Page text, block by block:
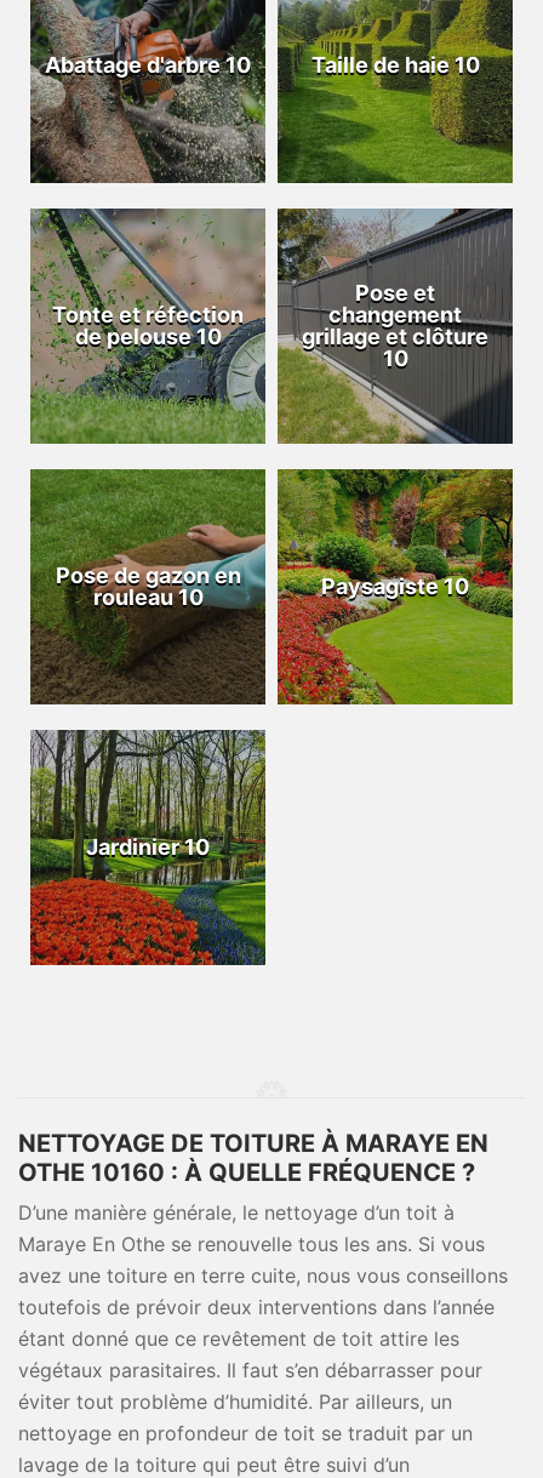
Abattage d'arbre 10 Taille de haie 10
Tonte et réfection
de pelouse 10
Pose et
changement
grillage et clôture
10
Pose de gazon en
rouleau 10
Paysagiste 10
Jardinier 10
NETTOYAGE DE TOITURE À MARAYE EN
OTHE 10160 : À QUELLE FRÉQUENCE ?
D’une manière générale, le nettoyage d’un toit à
Maraye En Othe se renouvelle tous les ans. Si vous
avez une toiture en terre cuite, nous vous conseillons
toutefois de prévoir deux interventions dans l’année
étant donné que ce revêtement de toit attire les
végétaux parasitaires. Il faut s’en débarrasser pour
éviter tout problème d’humidité. Par ailleurs, un
nettoyage en profondeur de toit se traduit par un
lavage de la toiture qui peut être suivi d’un